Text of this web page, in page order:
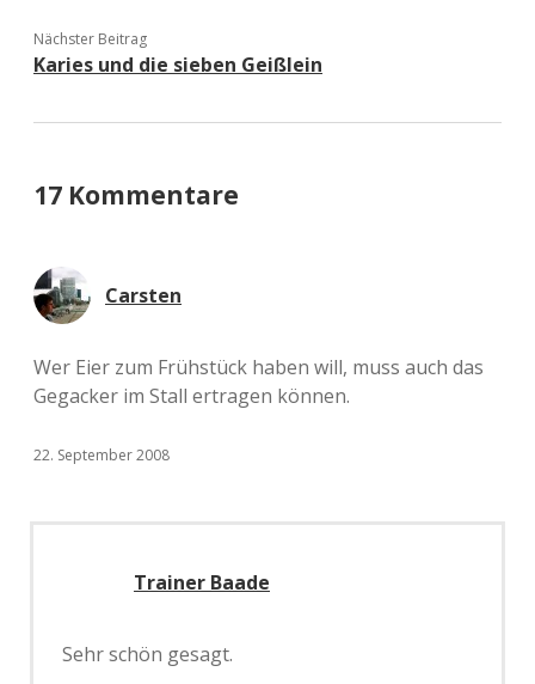
Nächster Beitrag
Karies und die sieben Geißlein
17 Kommentare
Carsten
Wer Eier zum Frühstück haben will, muss auch das
Gegacker im Stall ertragen können.
22. September 2008
Trainer Baade
Sehr schön gesagt.